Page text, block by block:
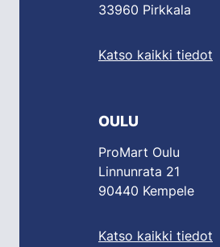
33960 Pirkkala
Katso kaikki tiedot
OULU
ProMart Oulu
Linnunrata 21
90440 Kempele
Katso kaikki tiedot